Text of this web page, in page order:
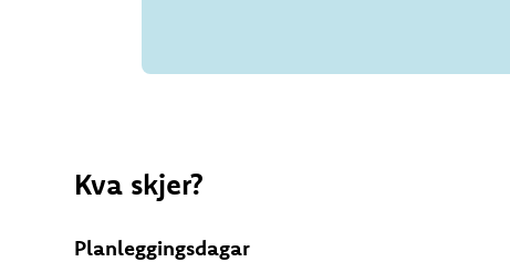
Kva skjer?
Planleggingsdagar